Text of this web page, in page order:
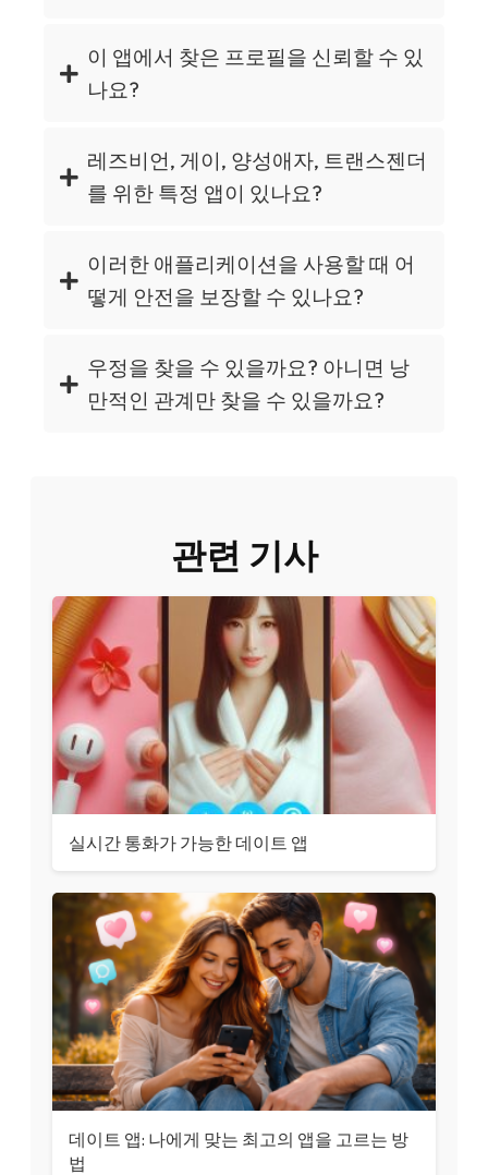
이 앱에서 찾은 프로필을 신뢰할 수 있
나요?
레즈비언, 게이, 양성애자, 트랜스젠더
를 위한 특정 앱이 있나요?
이러한 애플리케이션을 사용할 때 어
떻게 안전을 보장할 수 있나요?
우정을 찾을 수 있을까요? 아니면 낭
만적인 관계만 찾을 수 있을까요?
관련 기사
실시간 통화가 가능한 데이트 앱
데이트 앱: 나에게 맞는 최고의 앱을 고르는 방
법